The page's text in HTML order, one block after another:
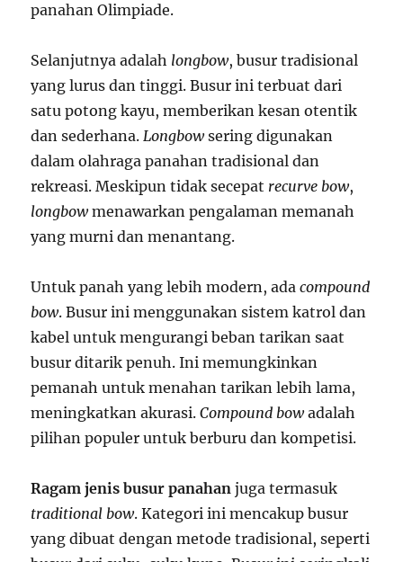
panahan Olimpiade.
Selanjutnya adalah longbow, busur tradisional
yang lurus dan tinggi. Busur ini terbuat dari
satu potong kayu, memberikan kesan otentik
dan sederhana.Longbowsering digunakan
dalam olahraga panahan tradisional dan
rekreasi. Meskipun tidak secepat recurve bow,
longbowmenawarkan pengalaman memanah
yang murni dan menantang.
Untuk panah yang lebih modern, adacompound
bow. Busur ini menggunakan sistem katrol dan
kabel untuk mengurangi beban tarikan saat
busur ditarik penuh. Ini memungkinkan
pemanah untuk menahan tarikan lebih lama,
meningkatkan akurasi.Compound bowadalah
pilihan populer untuk berburu dan kompetisi.
Ragam jenis busur panahan juga termasuk
traditional bow. Kategori ini mencakup busur
yang dibuat dengan metode tradisional, seperti